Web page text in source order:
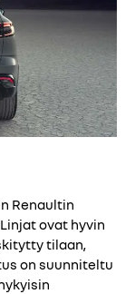
Renaultin
ovat hyvin
tilaan,
on suunniteltu